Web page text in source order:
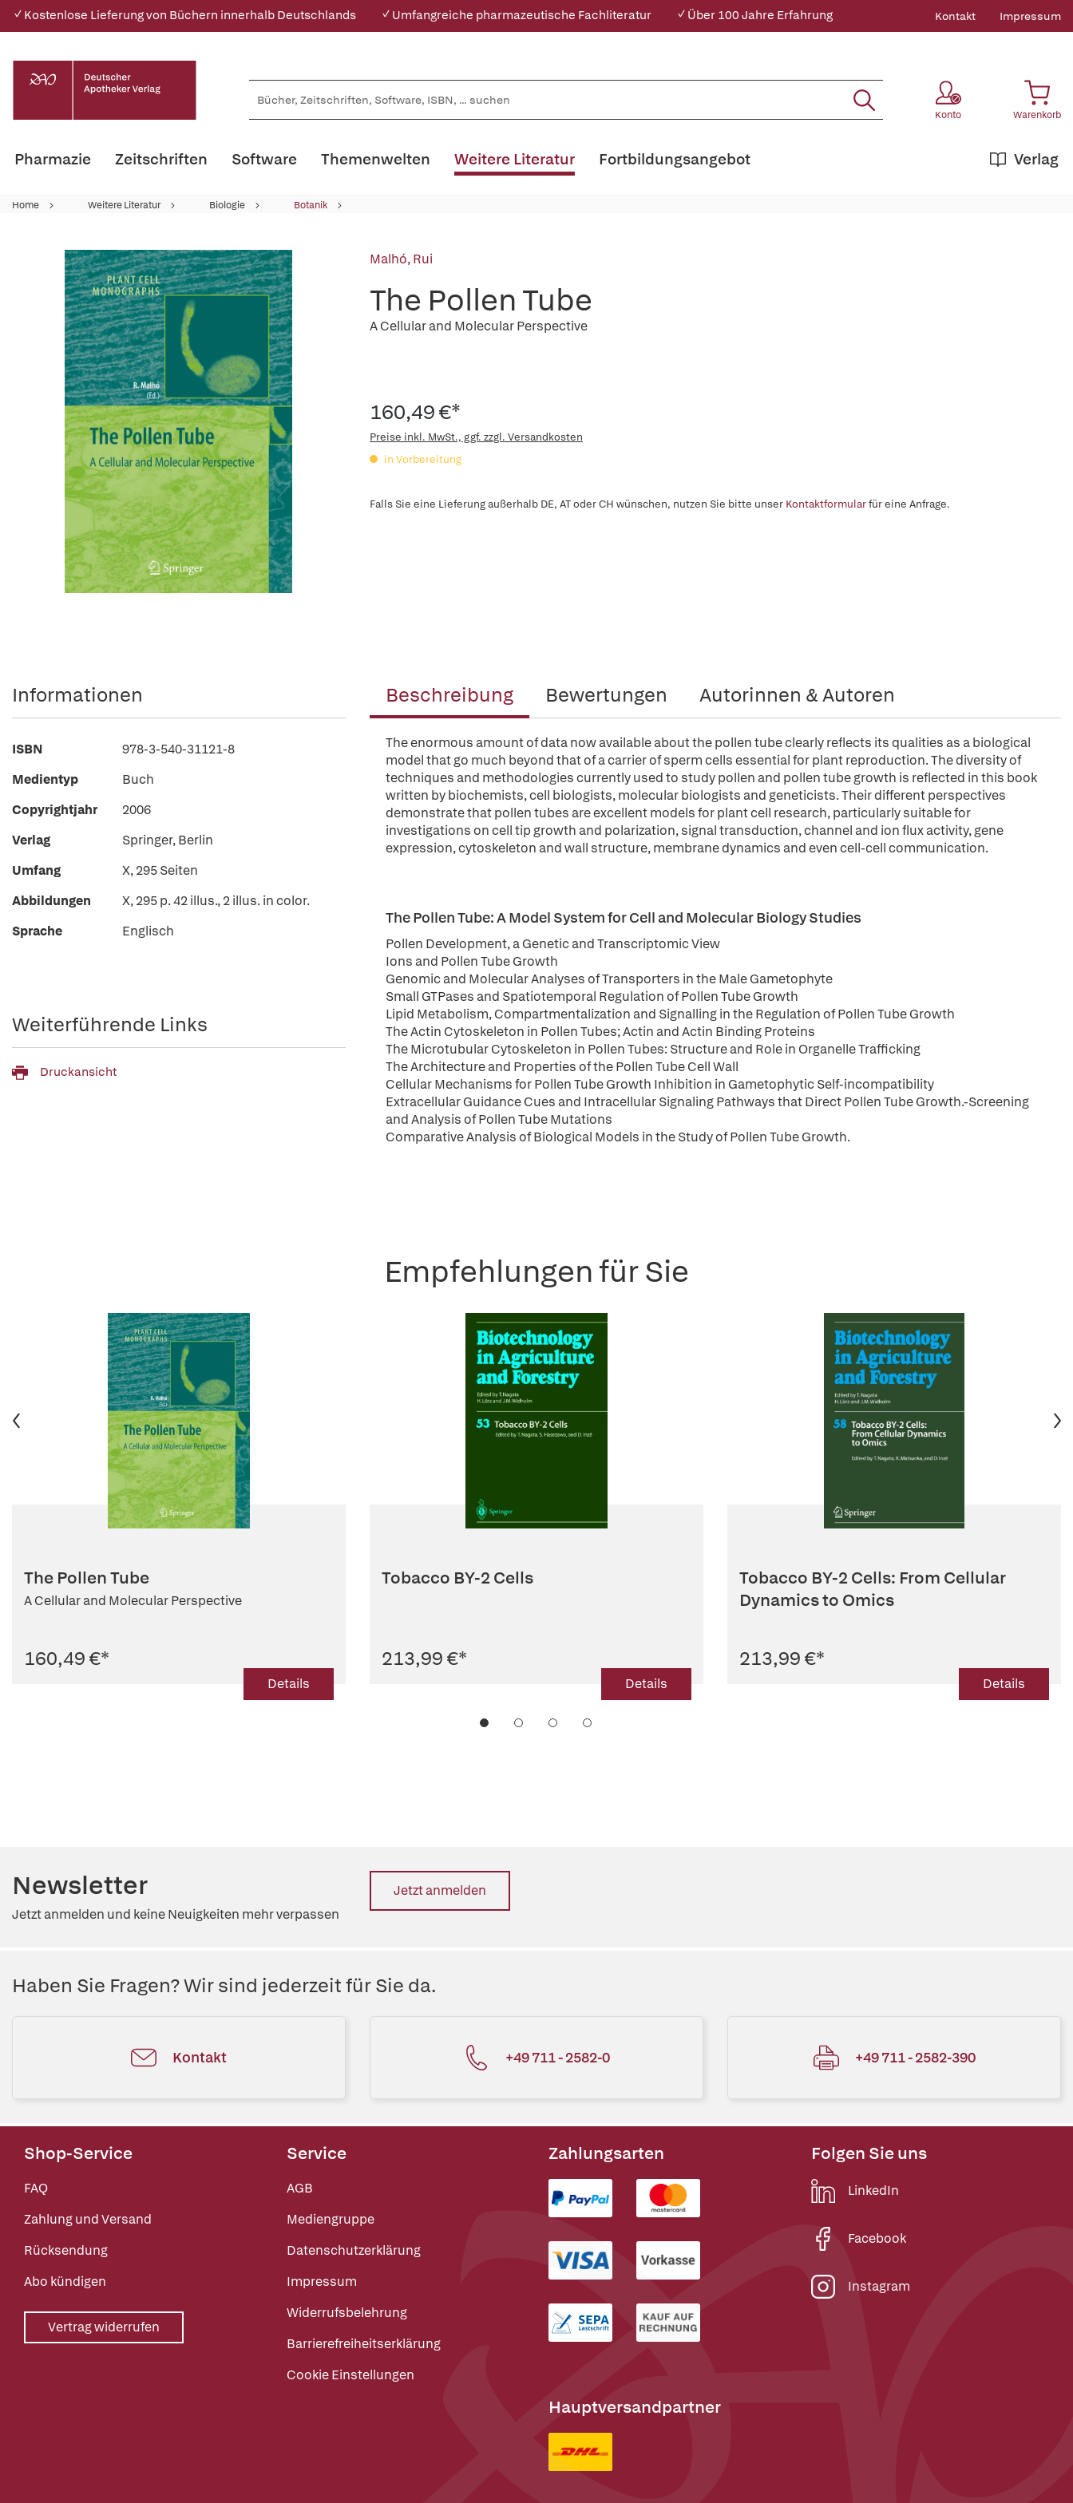
✓ Kostenlose Lieferung von Büchern innerhalb Deutschlands ✓ Umfangreiche pharmazeutische Fachliteratur ✓ Über 100 Jahre Erfahrung Kontakt Impressum
Konto Warenkorb
Pharmazie Zeitschriften Software Themenwelten Weitere Literatur Verlag
Fortbildungsangebot
Home Weitere Literatur Biologie Botanik
Malhó, Rui
The Pollen Tube
A Cellular and Molecular Perspective
160,49 €*
Preise inkl. MwSt., ggf. zzgl. Versandkosten
in Vorbereitung
Falls Sie eine Lieferung außerhalb DE, AT oder CH wünschen, nutzen Sie bitte unser Kontaktformularfür eine Anfrage.
Beschreibung Bewertungen Autorinnen & Autoren
The enormous amount of data now available about the pollen tube clearly reflects its qualities as a biological
model that go much beyond that of a carrier of sperm cells essential for plant reproduction. The diversity of
techniques and methodologies currently used to study pollen and pollen tube growth is reflected in this book
written by biochemists, cell biologists, molecular biologists and geneticists. Their different perspectives
demonstrate that pollen tubes are excellent models for plant cell research, particularly suitable for
investigations on cell tip growth and polarization, signal transduction, channel and ion flux activity, gene
expression, cytoskeleton and wall structure, membrane dynamics and even cell-cell communication.
The Pollen Tube: A Model System for Cell and Molecular Biology Studies
Pollen Development, a Genetic and Transcriptomic View
Ions and Pollen Tube Growth
Genomic and Molecular Analyses of Transporters in the Male Gametophyte
Small GTPases and Spatiotemporal Regulation of Pollen Tube Growth
Lipid Metabolism, Compartmentalization and Signalling in the Regulation of Pollen Tube Growth
The Actin Cytoskeleton in Pollen Tubes; Actin and Actin Binding Proteins
The Microtubular Cytoskeleton in Pollen Tubes: Structure and Role in Organelle Trafficking
The Architecture and Properties of the Pollen Tube Cell Wall
Cellular Mechanisms for Pollen Tube Growth Inhibition in Gametophytic Self-incompatibility
Extracellular Guidance Cues and Intracellular Signaling Pathways that Direct Pollen Tube Growth.-Screening
and Analysis of Pollen Tube Mutations
Comparative Analysis of Biological Models in the Study of Pollen Tube Growth.
Informationen
ISBN
978-3-540-31121-8
Medientyp
Buch
Copyrightjahr
2006
Verlag
Springer, Berlin
Umfang
X, 295 Seiten
Abbildungen
X, 295 p. 42 illus., 2 illus. in color.
Sprache
Englisch
Weiterführende Links
Druckansicht
Empfehlungen für Sie
The Pollen Tube
A Cellular and Molecular Perspective
160,49 €*
Details
Tobacco BY-2 Cells
213,99 €*
Details
Tobacco BY-2 Cells: From Cellular
Dynamics to Omics
213,99 €*
Details
Newsletter
Jetzt anmelden und keine Neuigkeiten mehr verpassen
Jetzt anmelden
Haben Sie Fragen? Wir sind jederzeit für Sie da.
Kontakt +49 711 - 2582-0 +49 711 - 2582-390
Shop-Service
FAQ
Zahlung und Versand
Rücksendung
Abo kündigen
Vertrag widerrufen
Service
AGB
Mediengruppe
Datenschutzerklärung
Impressum
Widerrufsbelehrung
Barrierefreiheitserklärung
Cookie Einstellungen
Zahlungsarten
Hauptversandpartner
Folgen Sie uns
LinkedIn
Facebook
Instagram